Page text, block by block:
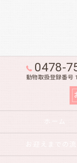
0478-
動物取扱登録番号
ホーム
お迎えまでの流